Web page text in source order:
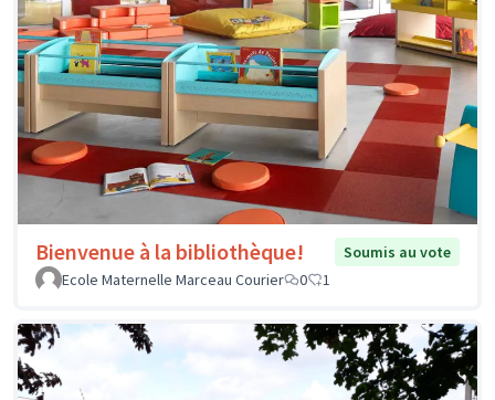
Bienvenue à la bibliothèque!
Soumis au vote
Ecole Maternelle Marceau Courier
0 1